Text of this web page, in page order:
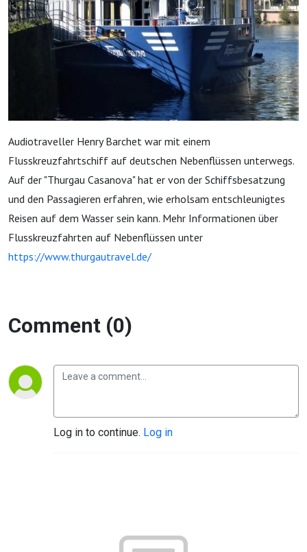
Audiotraveller Henry Barchet war mit einem
Flusskreuzfahrtschiff auf deutschen Nebenflüssen unterwegs.
Auf der "Thurgau Casanova" hat er von der Schiffsbesatzung
und den Passagieren erfahren, wie erholsam entschleunigtes
Reisen auf dem Wasser sein kann. Mehr Informationen über
Flusskreuzfahrten auf Nebenflüssen unter
https://www.thurgautravel.de/
Comment (0)
Log in to continue. Log in